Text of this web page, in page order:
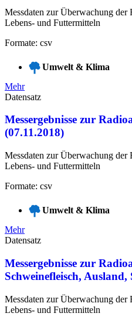
Messdaten zur Überwachung
Lebens- und Futtermitteln
Formate: csv
Umwelt & Klima
Mehr
Datensatz
Messergebnisse zur
(07.11.2018)
Messdaten zur Überwachung
Lebens- und Futtermitteln
Formate: csv
Umwelt & Klima
Mehr
Datensatz
Messergebnisse zur
Schweinefleisch,
Messdaten zur Überwachung
Lebens- und Futtermitteln